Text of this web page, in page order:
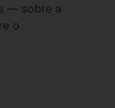
— sobre a
o